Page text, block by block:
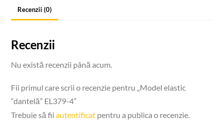
Recenzii (0)
Recenzii
Nu există recenzii până acum.
Fii primul care scrii o recenzie pentru „Model elastic
“dantelă” EL379-4”
Trebuie să fiiautentificat pentru a publica o recenzie.